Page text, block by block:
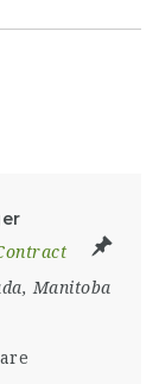
, Manitoba